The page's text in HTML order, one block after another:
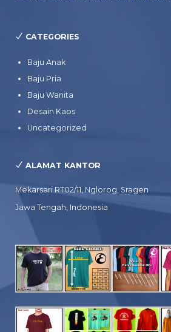
CATEGORIES
Baju Anak
Baju Pria
Baju Wanita
Desain Kaos
Uncategorized
ALAMAT KANTOR
Mekarsari RT02/11, Nglorog, Sragen
Jawa Tengah, Indonesia